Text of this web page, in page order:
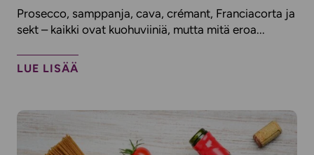
Prosecco, samppanja, cava, crémant, Franciacorta ja
sekt – kaikki ovat kuohuviiniä, mutta mitä eroa...
LUE LISÄÄ